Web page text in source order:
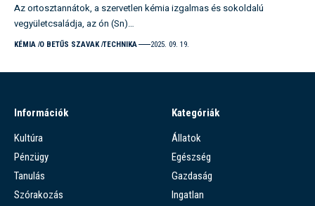
Az ortosztannátok, a szervetlen kémia izgalmas és sokoldalú
vegyületcsaládja, az ón (Sn)…
KÉMIA O BETŰS SZAVAK TECHNIKA 2025. 09. 19.
Információk
Kultúra
Pénzügy
Tanulás
Szórakozás
Kategóriák
Állatok
Egészség
Gazdaság
Ingatlan